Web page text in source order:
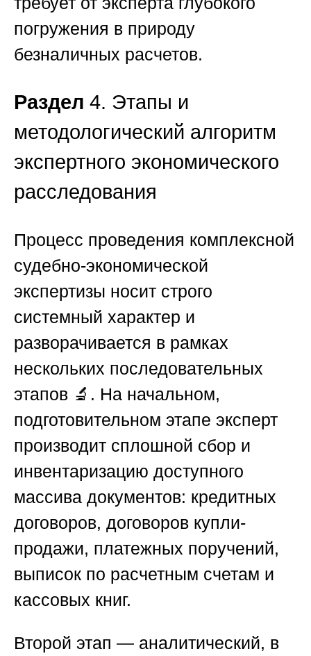
погружения в природу
безналичных расчетов.
Раздел 4. Этапы и
методологический алгоритм
экспертного экономического
расследования
Процесс проведения комплексной
судебно-экономической
экспертизы носит строго
системный характер и
разворачивается в рамках
нескольких последовательных
этапов 🔬. На начальном,
подготовительном этапе эксперт
производит сплошной сбор и
инвентаризацию доступного
массива документов: кредитных
договоров, договоров купли-
продажи, платежных поручений,
выписок по расчетным счетам и
кассовых книг.
Второй этап — аналитический, в